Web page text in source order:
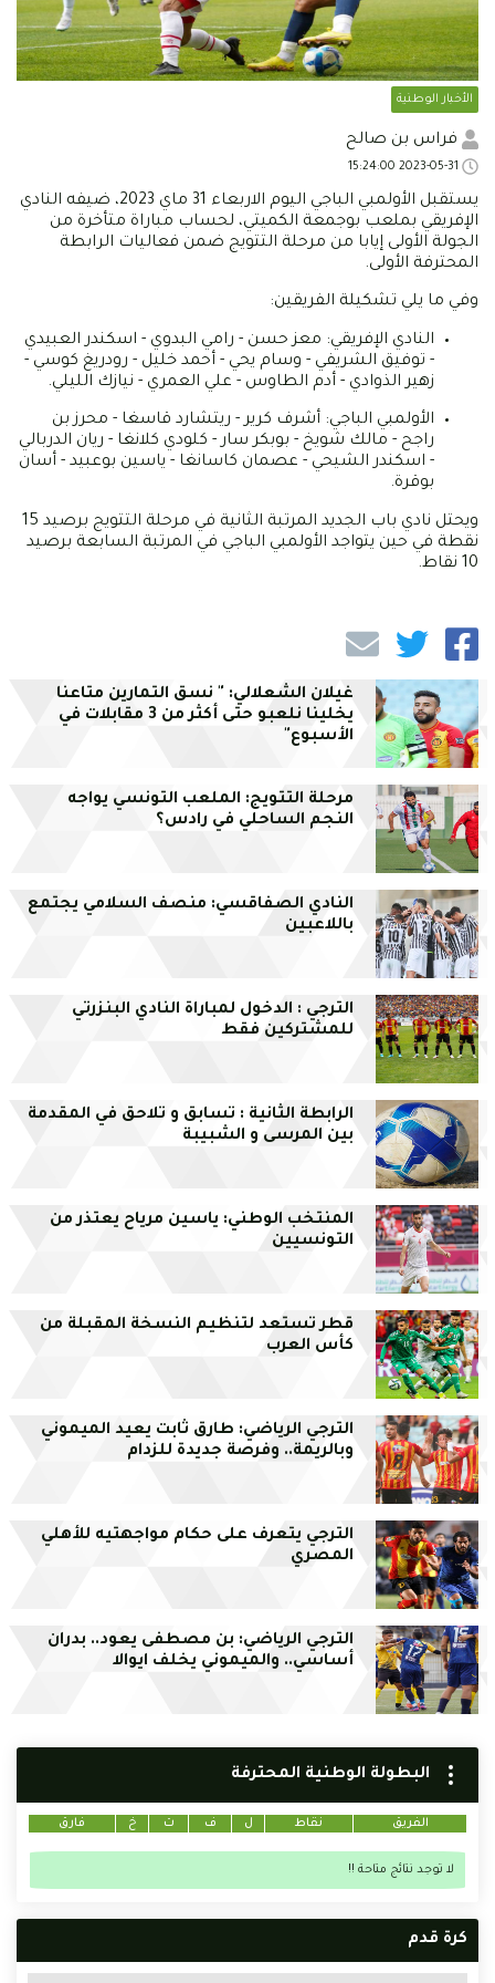
الأخبار الوطنية
فراس بن صالح
يستقبل الأولمبي الباجي اليوم الاربعاء 31 ماي 2023، ضيفه النادي
الإفريقي بملعب بوجمعة الكميتي، لحساب مباراة متأخرة من
الجولة الأولى إيابا من مرحلة التتويج ضمن فعاليات الرابطة
المحترفة الأولى.
وفي ما يلي تشكيلة الفريقين:
النادي الإفريقي: معز حسن - رامي البدوي - اسكندر العبيدي
- توفيق الشريفي - وسام يحي - أحمد خليل - رودريغ كوسي -
زهير الذوادي - أدم الطاوس - علي العمري - نيازك الليلي.
الأولمبي الباجي: أشرف كرير - ريتشارد قاسغا - محرز بن
راجح - مالك شويخ - بوبكر سار - كلودي كلانغا - ريان الدربالي
- اسكندر الشيحي - عصمان كاسانغا - ياسين بوعبيد - أسان
بوقرة.
ويحتل نادي باب الجديد المرتبة الثانية في مرحلة التتويج برصيد 15
نقطة في حين يتواجد الأولمبي الباجي في المرتبة السابعة برصيد
10 نقاط.
غيلان الشعلالي: " نسق التمارين متاعنا
يخلينا نلعبو حتى أكثر من 3 مقابلات في
الأسبوع"
مرحلة التتويج: الملعب التونسي يواجه
النجم الساحلي في رادس؟
النادي الصفاقسي: منصف السلامي يجتمع
باللاعبين
الترجي : الدخول لمباراة النادي البنزرتي
للمشتركين فقط
الرابطة الثانية : تسابق و تلاحق في المقدمة
بين المرسى و الشبيبة
المنتخب الوطني: ياسين مرياح يعتذر من
التونسيين
قطر تستعد لتنظيم النسخة المقبلة من
كأس العرب
الترجي الرياضي: طارق ثابت يعيد الميموني
وبالريمة.. وفرصة جديدة للزدام
الترجي يتعرف على حكام مواجهتيه للأهلي
المصري
الترجي الرياضي: بن مصطفى يعود.. بدران
أساسي.. والميموني يخلف ايوالا
البطولة الوطنية المحترفة
الفريق نقاط ل ف ت خ فارق
لا توجد نتائج متاحة !!
كرة قدم